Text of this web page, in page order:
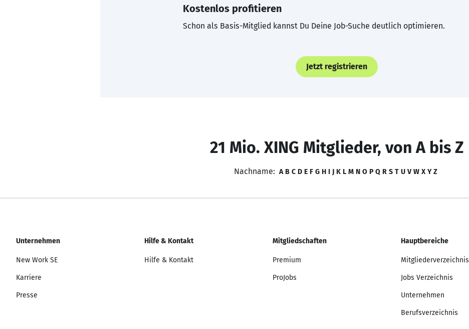
Kostenlos profitieren
Schon als Basis-Mitglied kannst Du Deine Job-Suche deutlich optimieren.
Jetzt registrieren
21 Mio. XING Mitglieder, von A bis Z
Nachname: A B C D E F G H I J K L M N O P Q R S T U V W X Y Z
Unternehmen
New Work SE
Karriere
Presse
Hilfe & Kontakt
Hilfe & Kontakt
Mitgliedschaften
Premium
ProJobs
Hauptbereiche
Mitgliederverzeichnis
Jobs Verzeichnis
Unternehmen
Berufsverzeichnis